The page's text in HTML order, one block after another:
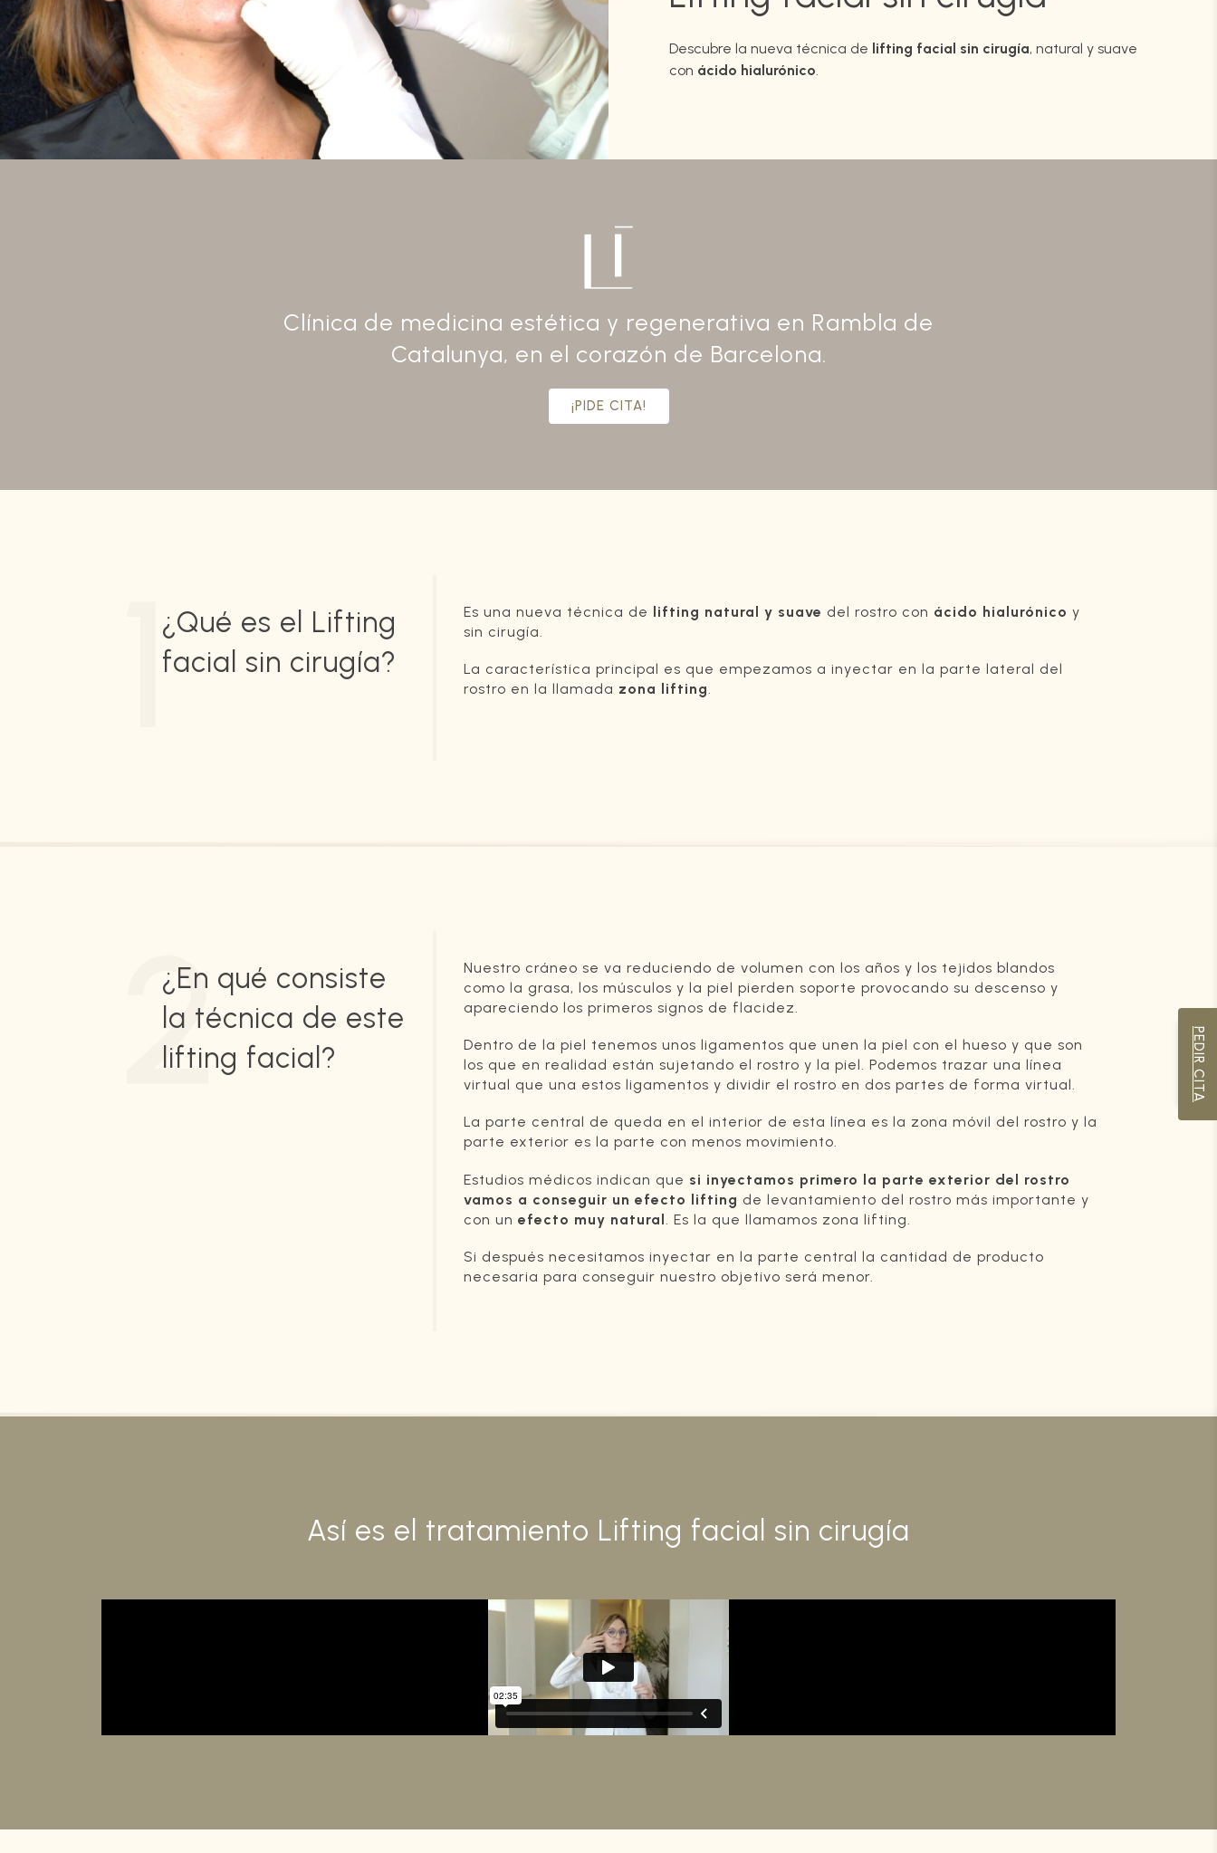
PEDIR CITA
Descubre la nueva técnica de lifting facial sin cirugía, natural y suave
con ácido hialurónico
Clínica de medicina estética y regenerativa en Rambla de
Catalunya, en el corazón de Barcelona.
¡PIDE CITA!
1
¿Qué es el Lifting
facial sin cirugía?
Es una nueva técnica de lifting natural y suave del rostro con ácido hialurónico y
sin cirugía.
La característica principal es que empezamos a inyectar en la parte lateral del
rostro en la llamada zona lifting.
2
¿En qué consiste
la técnica de este
lifting facial?
Nuestro cráneo se va reduciendo de volumen con los años y los tejidos blandos
como la grasa, los músculos y la piel pierden soporte provocando su descenso y
apareciendo los primeros signos de flacidez.
Dentro de la piel tenemos unos ligamentos que unen la piel con el hueso y que son
los que en realidad están sujetando el rostro y la piel. Podemos trazar una línea
virtual que una estos ligamentos y dividir el rostro en dos partes de forma virtual.
La parte central de queda en el interior de esta línea es la zona móvil del rostro y la
parte exterior es la parte con menos movimiento.
Estudios médicos indican que si inyectamos primero la parte exterior del rostro
vamos a conseguir un efecto lifting de levantamiento del rostro más importante y
con un efecto muy natural . Es la que llamamos zona lifting.
Si después necesitamos inyectar en la parte central la cantidad de producto
necesaria para conseguir nuestro objetivo será menor.
Así es el tratamiento Lifting facial sin cirugía